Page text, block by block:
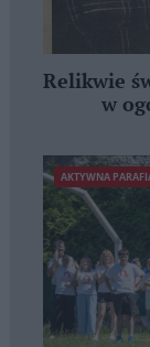
Relikwie
w
AKTYWNA